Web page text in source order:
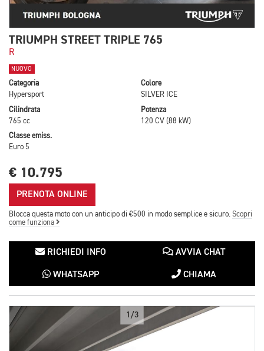
TRIUMPH STREET TRIPLE 765
R
NUOVO
Categoria
Hypersport
Colore
SILVER ICE
Cilindrata
765 cc
Potenza
120 CV (88 kW)
Classe emiss.
Euro 5
€ 10.795
PRENOTA ONLINE
Blocca questa moto con un anticipo di €500 in modo semplice e sicuro. Scopri
come funziona
RICHIEDI INFO AVVIA CHAT
WHATSAPP CHIAMA
1/3